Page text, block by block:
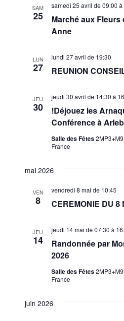
SAM
25
Marché aux Fleurs
Anne
samedi 25 avril de 09:00 à
LUN
27 REUNION
lundi 27 avril de 19:30
JEU
30
!Déjouez les
Conférence à
jeudi 30 avril de 14:30 à
Salle des Fêtes
France
mai 2026
VEN
8 CEREMONIE DU 8
vendredi 8 mai de 10:45
JEU
14
Randonnée par
2026
jeudi 14 mai de 07:30 à
Salle des Fêtes
France
juin 2026